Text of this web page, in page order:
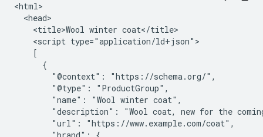
<html>
  <head>
    <title>Wool winter coat</title>
    <script type="application/ld+json">
    [
      {
        "@context": "https://schema.org/",
        "@type": "ProductGroup",
        "name": "Wool winter coat",
"description": "Wool coat, new for the
        "url": "https://www.example.com/coat",